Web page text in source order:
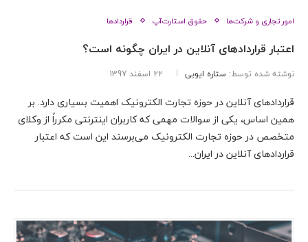
امور تجاری و شرکت‌ها حقوق استارت‌آپ قراردادها
اعتبار قراردادهای آنلاین در ایران چگونه است؟
نوشته شده توسط: ستاره ایوبی 22 اسفند 1397
قراردادهای آنلاین در حوزه تجارت الکترونیک اهمیت بسیاری دارد. بر
همین اساس، یکی از سوالات مهمی که کاربران اینترنتی مکرراً از وکلای
متخصص در حوزه تجارت الکترونیک می‌برسند این است که اعتبار
قراردادهای آنلاین در ایران...